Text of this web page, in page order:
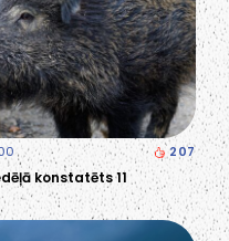
207
konstatēts 11